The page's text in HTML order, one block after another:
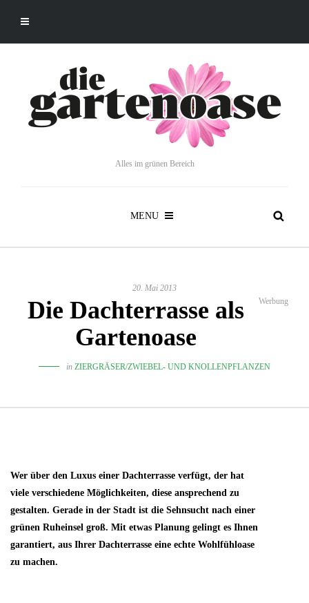
Alles im grünen Bereich
MENU
20. Mai 2013
Die Dachterrasse als
Gartenoase
Werbung
in ZIERGRÄSER/ZWIEBEL- UND KNOLLENPFLANZEN
Wer über den Luxus einer Dachterrasse verfügt, der hat
viele verschiedene Möglichkeiten, diese ansprechend zu
gestalten. Gerade in der Stadt ist die Sehnsucht nach einer
grünen Ruheinsel groß. Mit etwas Planung gelingt es Ihnen
garantiert, aus Ihrer Dachterrasse eine echte Wohlfühloase
zu machen.